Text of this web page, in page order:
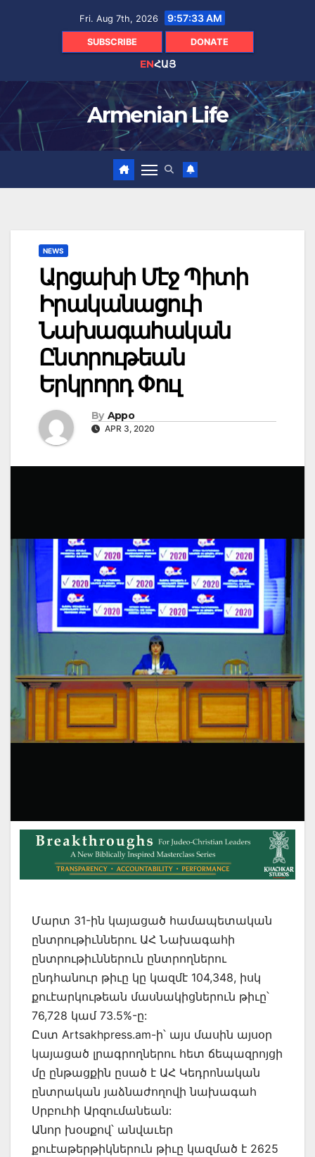
Fri. Aug 7th, 2026 9:57:35 AM
SUBSCRIBE DONATE
ENՀԱՅ
Armenian Life
NEWS
Արցախի Մէջ Պիտի
Իրականացուի
Նախագահական
Ընտրութեան
Երկրորդ Փուլ
By Appo
APR 3, 2020
Մարտ 31-ին կայացած համապետական
ընտրութիւններու ԱՀ Նախագահի
ընտրութիւններուն ընտրողներու
ընդհանուր թիւը կը կազմէ 104,348, իսկ
քուէարկութեան մասնակիցներուն թիւը՝
76,728 կամ 73.5%-ը:
Ըստ Artsakhpress.am-ի՝ այս մասին այսօր
կայացած լրագրողներու հետ ճեպազրոյցի
մը ընթացքին ըսած է ԱՀ Կեդրոնական
ընտրական յաձնաժողովի նախագահ
Սրբուհի Արզումանեան:
Անոր խօսքով՝ անվաւեր
քուէաթերթիկներուն թիւը կազմած է 2625